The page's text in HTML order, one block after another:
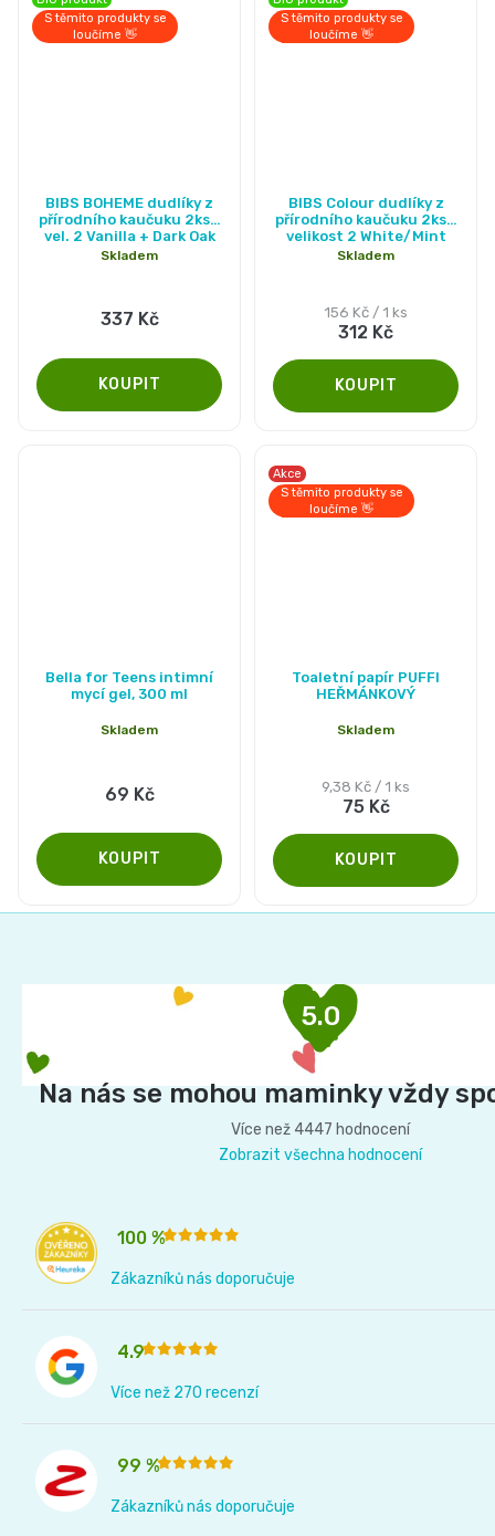
S těmito produkty se
loučíme 👋
BIBS BOHEME dudlíky z
přírodního kaučuku 2ks -
vel. 2 Vanilla + Dark Oak
hodnocení
produktu
5,0
hvězdiček.
Skladem
337 Kč
S těmito produkty se
loučíme 👋
BIBS Colour dudlíky z
přírodního kaučuku 2ks -
velikost 2 White/Mint
hodnocení
produktu
5,0
z
5
hvězdiček.
Skladem
312 Kč
Měrná
cena:
156 Kč / 1 ks
Bella for Teens intimní
mycí gel, 300 ml
Skladem
69 Kč
Akce
S těmito produkty se
loučíme 👋
Toaletní papír PUFFI
HEŘMÁNKOVÝ
Skladem
75 Kč
Měrná
cena:
9,38 Kč / 1 ks
5.0
Na nás se mohou maminky vždy
Více než 4447 hodnocení
Zobrazit všechna hodnocení
100 %
Zákazníků nás doporučuje
4.9
Více než 270 recenzí
99 %
Zákazníků nás doporučuje